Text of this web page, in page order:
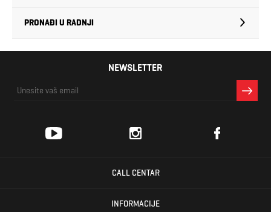
PRONAĐI U RADNJI
NEWSLETTER
CALL CENTAR
INFORMACIJE